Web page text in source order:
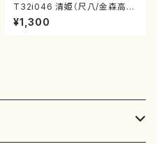
T32i046 清姫（尺八/金森高
山/楽譜）都山流公刊楽譜曲番：
45
¥1,300